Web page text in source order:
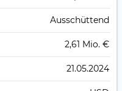
Ausschüttend
2,61 Mio. €
21.05.2024